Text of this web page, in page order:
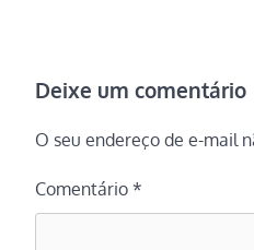
Deixe um comentário
O seu endereço de e-mail
Comentário *